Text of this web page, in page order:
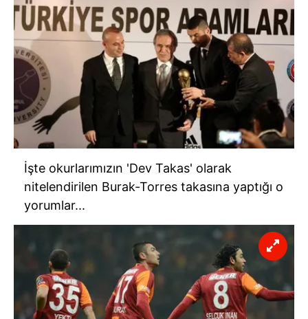
İşte okurlarımızın 'Dev Takas' olarak
nitelendirilen Burak-Torres takasına yaptığı o
yorumlar...